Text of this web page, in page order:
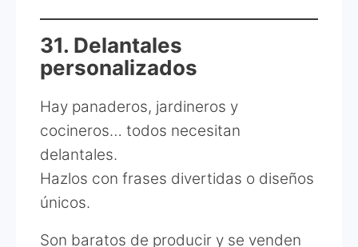
31. Delantales
personalizados
Hay panaderos, jardineros y
cocineros… todos necesitan
delantales.
Hazlos con frases divertidas o diseños
únicos.
Son baratos de producir y se venden